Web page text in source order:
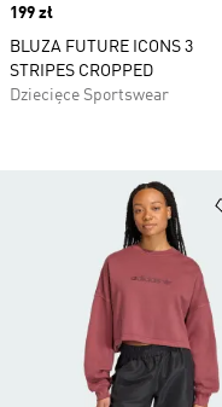
Price
199 zł
BLUZA FUTURE ICONS 3
STRIPES CROPPED
Dziecięce Sportswear